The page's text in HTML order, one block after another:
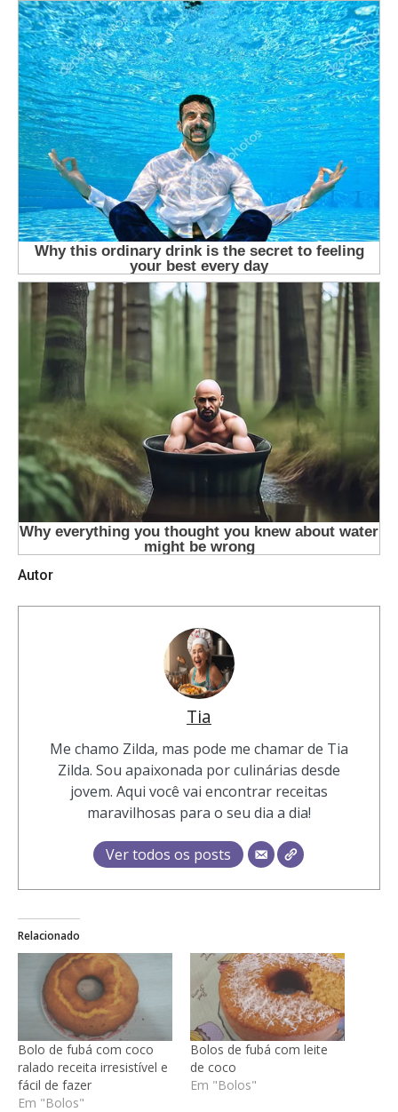
Autor
Tia
Me chamo Zilda, mas pode me chamar de Tia
Zilda. Sou apaixonada por culinárias desde
jovem. Aqui você vai encontrar receitas
maravilhosas para o seu dia a dia!
Ver todos os posts
Relacionado
Bolo de fubá com coco
ralado receita irresistível e
fácil de fazer
Em "Bolos"
Bolos de fubá com leite
de coco
Em "Bolos"